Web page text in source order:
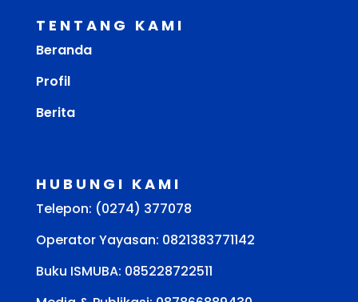
TENTANG KAMI
Beranda
Profil
Berita
HUBUNGI KAMI
Telepon: (0274) 377078
Operator Yayasan: 0821383771142
Buku ISMUBA: 085228722511